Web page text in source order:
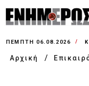
ΠΈΜΠΤΗ 06.08.2026
Αρχική